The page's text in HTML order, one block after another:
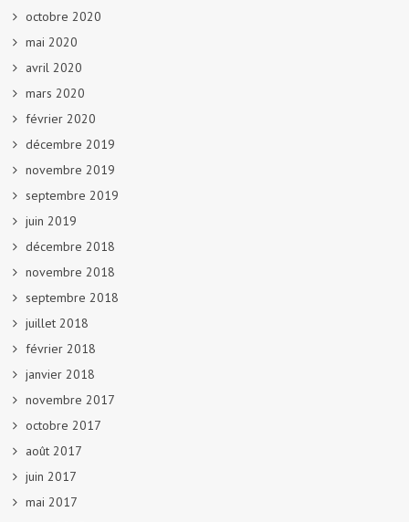
octobre 2020
mai 2020
avril 2020
mars 2020
février 2020
décembre 2019
novembre 2019
septembre 2019
juin 2019
décembre 2018
novembre 2018
septembre 2018
juillet 2018
février 2018
janvier 2018
novembre 2017
octobre 2017
août 2017
juin 2017
mai 2017